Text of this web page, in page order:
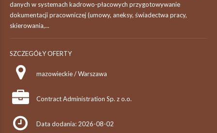
danych w systemach kadrowo-płacowych przygotowywanie
dokumentacji pracowniczej (umowy, aneksy, świadectwa pracy,
skierowania,...
SZCZEGÓŁY OFERTY
mazowieckie / Warszawa
Contract Administration Sp. z o.o.
Data dodania: 2026-08-02